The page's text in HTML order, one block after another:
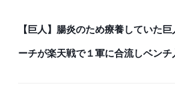
【巨人】腸炎のため療養していた
ーチが楽天戦で１軍に合流しベンチ